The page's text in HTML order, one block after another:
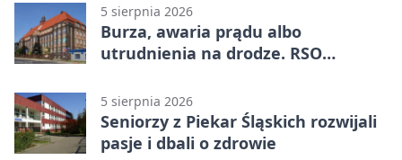
5 sierpnia 2026
Burza, awaria prądu albo
utrudnienia na drodze. RSO
5 sierpnia 2026
Seniorzy z Piekar Śląskich rozwijali
pasje i dbali o zdrowie